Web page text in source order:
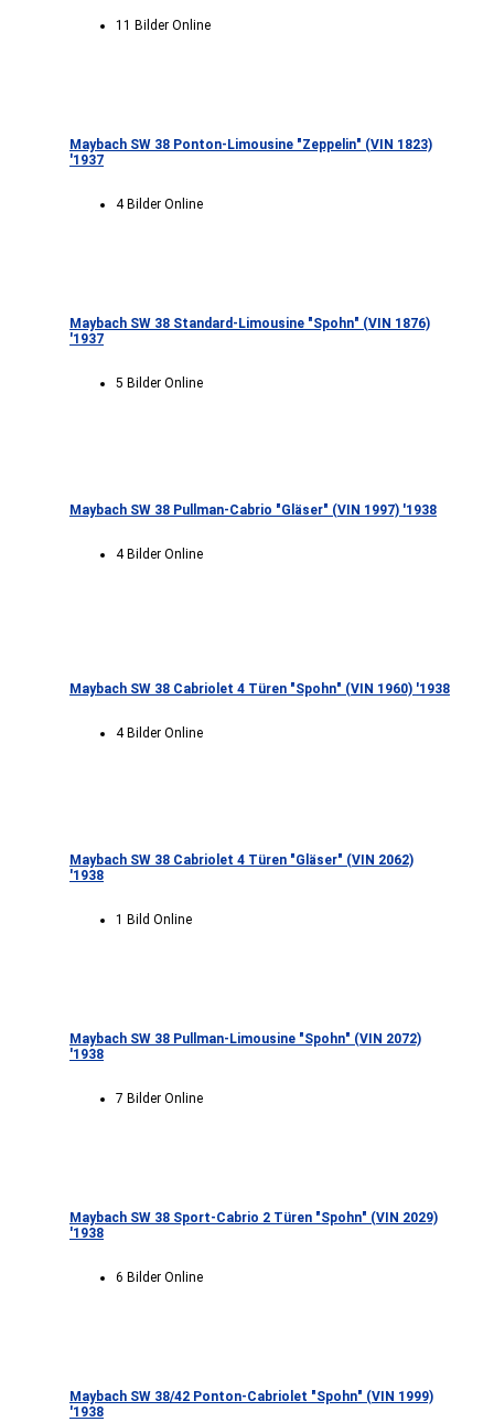
11 Bilder Online
Maybach SW 38 Ponton-Limousine "Zeppelin" (VIN 1823)
'1937
4 Bilder Online
Maybach SW 38 Standard-Limousine "Spohn" (VIN 1876)
'1937
5 Bilder Online
Maybach SW 38 Pullman-Cabrio "Gläser" (VIN 1997) '1938
4 Bilder Online
Maybach SW 38 Cabriolet 4 Türen "Spohn" (VIN 1960) '1938
4 Bilder Online
Maybach SW 38 Cabriolet 4 Türen "Gläser" (VIN 2062)
'1938
1 Bild Online
Maybach SW 38 Pullman-Limousine "Spohn" (VIN 2072)
'1938
7 Bilder Online
Maybach SW 38 Sport-Cabrio 2 Türen "Spohn" (VIN 2029)
'1938
6 Bilder Online
Maybach SW 38/42 Ponton-Cabriolet "Spohn" (VIN 1999)
'1938